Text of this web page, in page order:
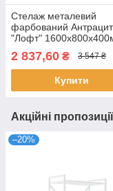
Стелаж металевий
фарбований Антрацит
"Лофт"
полиць Дуб Артізан |
Стелаж для Дома
2 837,60 ₴ 3 547 ₴
Купити
Акційні
–20%